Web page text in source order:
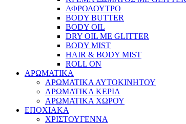
ΑΦΡΟΛΟΥΤΡΟ
BODY BUTTER
BODY OIL
DRY OIL ΜΕ GLITTER
BODY MIST
HAIR & BODY MIST
ROLL ON
ΑΡΩΜΑΤΙΚΑ
ΑΡΩΜΑΤΙΚΑ ΑΥΤΟΚΙΝΗΤΟΥ
ΑΡΩΜΑΤΙΚΑ ΚΕΡΙΑ
ΑΡΩΜΑΤΙΚΑ ΧΩΡΟΥ
ΕΠΟΧΙΑΚΑ
ΧΡΙΣΤΟΥΓΕΝΝΑ